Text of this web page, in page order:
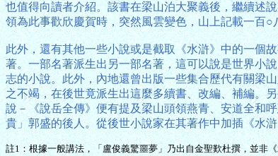
也值得向讀者介紹。該書在梁山泊大聚義後，繼續述
領為此事歡欣慶賀時，突然風雲變色，山上記載一百
此外，還有其他一些小說或是截取《水滸》中的一個
著。一部名著派生出另一部名著，這可以說是世界小
志的小說。此外，內地還曾出版一些集合歷代有關梁
之不竭，在後世竟派生出這麼多續書、改編、補編。
說－《說岳全傳》便有提及梁山頭領燕青、安道全和
貴」郭盛的後人。從後世小說家在其著作中加插《水
註1：根據一般講法，「盧俊義驚噩夢」乃出自金聖歎杜撰，並非